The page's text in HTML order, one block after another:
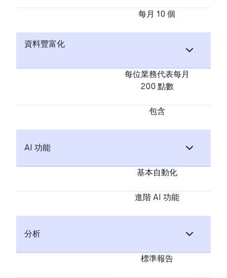
每月 10 個
資料豐富化
每位業務代表每月
200 點數
包含
AI 功能
基本自動化
進階 AI 功能
分析
標準報告